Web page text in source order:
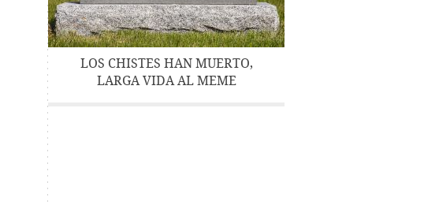
LOS CHISTES HAN MUERTO,
LARGA VIDA AL MEME